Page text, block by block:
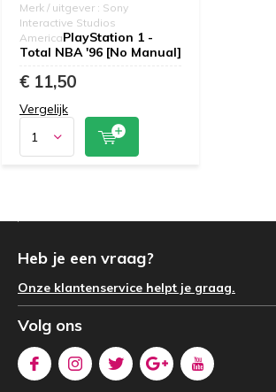
Merk / uitgever : Sony
Interactive Studios
AmericaPlayStation 1 -
Total NBA '96 [No Manual]
€ 11,50
Vergelijk
Heb je een vraag?
Onze klantenservice helpt je graag.
Volg ons